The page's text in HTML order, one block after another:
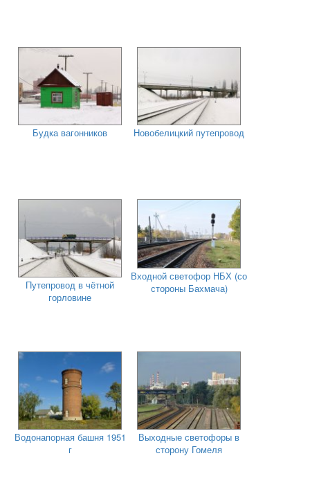
Будка вагонников Новобелицкий путепровод
Путепровод в чётной
горловине
Входной светофор НБХ (со
стороны Бахмача)
Водонапорная башня 1951
г
Выходные светофоры в
сторону Гомеля